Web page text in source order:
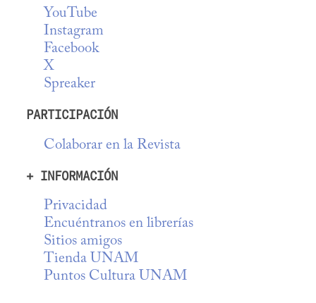
YouTube
Instagram
Facebook
X
Spreaker
PARTICIPACIÓN
Colaborar en la Revista
+ INFORMACIÓN
Privacidad
Encuéntranos en librerías
Sitios amigos
Tienda UNAM
Puntos Cultura UNAM